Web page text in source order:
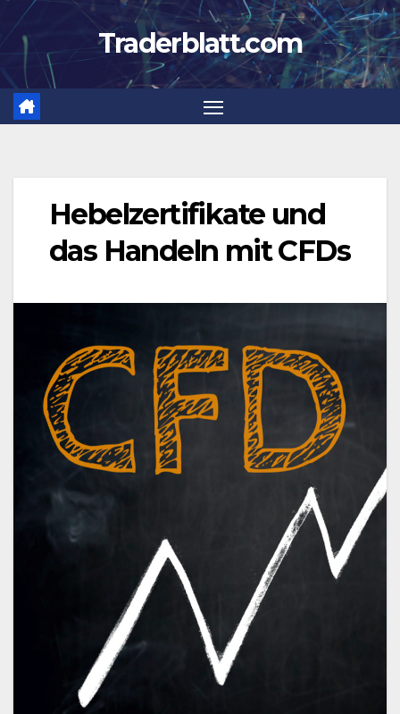
Zum
Inhalt
springen
Traderblatt.com
Hebelzertifikate und
das Handeln mit CFDs